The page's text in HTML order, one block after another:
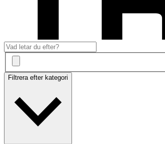
Filtrera efter kategori